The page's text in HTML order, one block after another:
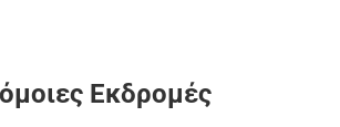
Εκδρομές